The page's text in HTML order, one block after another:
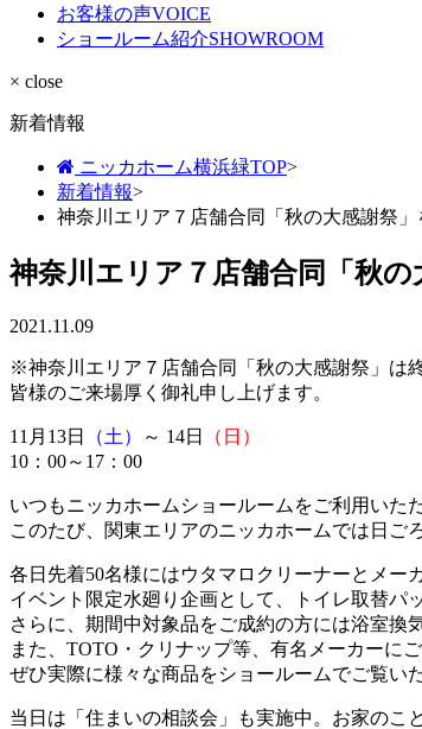
お客様の声VOICE
ショールーム紹介SHOWROOM
× close
新着情報
ニッカホーム横浜緑TOP>
新着情報>
神奈川エリア７店舗合同「秋の大感謝祭」
神奈川エリア７店舗合同「秋の
2021.11.09
※神奈川エリア７店舗合同「秋の大感謝祭」は
皆様のご来場厚く御礼申し上げます。
11月13日 （土） ～ 14日
（日）
10：00～17：00
いつもニッカホームショールームをご利用いた
このたび、関東エリアのニッカホームでは日ご
各日先着50名様にはウタマロクリーナーとメー
イベント限定水廻り企画として、トイレ取替パ
さらに、期間中対象品をご成約の方には浴室換
また、TOTO・クリナップ等、有名メーカーに
ぜひ実際に様々な商品をショールームでご覧い
当日は「住まいの相談会」も実施中。お家のこ